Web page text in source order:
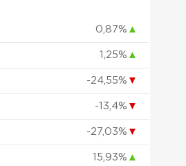
0,87% ▲
1,25% ▲
-24,55% ▼
-13,4% ▼
-27,03% ▼
15,93% ▲